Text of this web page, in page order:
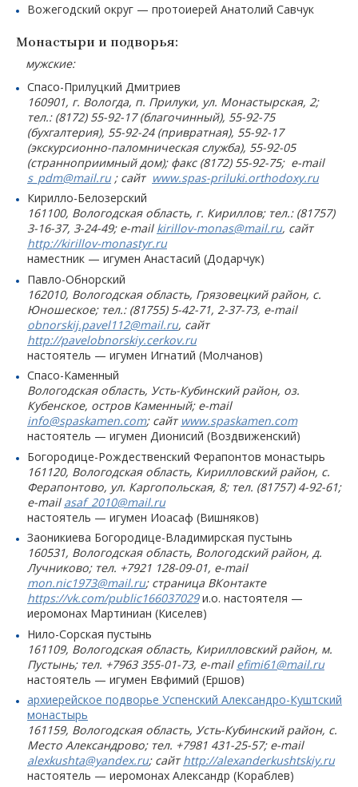
Вожегодский округ — протоиерей Анатолий Савчук
Монастыри и подворья:
мужские:
Спасо-Прилуцкий Дмитриев
160901, г. Вологда, п. Прилуки, ул. Монастырская, 2;
тел.: (8172) 55-92-17 (благочинный), 55-92-75
(бухгалтерия), 55-92-24 (привратная), 55-92-17
(экскурсионно-паломническая служба), 55-92-05
(странноприимный дом); факс (8172) 55-92-75; e-mail
s_pdm@mail.ru; сайт www.spas-priluki.orthodoxy.ru
Кирилло-Белозерский
161100, Вологодская область, г. Кириллов; тел.: (81757)
3-16-37, 3-24-49; e-mail kirillov-monas@mail.ru, сайт
http://kirillov-monastyr.ru
наместник — игумен Анастасий (Додарчук)
Павло-Обнорский
162010, Вологодская область, Грязовецкий район, с.
Юношеское; тел.: (81755) 5-42-71, 2-37-73, e-mail
obnorskij.pavel112@mail.ru, сайт
http://pavelobnorskiy.cerkov.ru
настоятель — игумен Игнатий (Молчанов)
Спасо-Каменный
Вологодская область, Усть-Кубинский район, оз.
Кубенское, остров Каменный; e-mail
info@spaskamen.com; сайт www.spaskamen.com
настоятель — игумен Дионисий (Воздвиженский)
Богородице-Рождественский Ферапонтов монастырь
161120, Вологодская область, Кирилловский район, с.
Ферапонтово, ул. Каргопольская, 8; тел. (81757) 4-92-61;
e-mail asaf_2010@mail.ru
настоятель — игумен Иоасаф (Вишняков)
Заоникиева Богородице-Владимирская пустынь
160531, Вологодская область, Вологодский район, д.
Лучниково; тел. +7921 128-09-01, e-mail
mon.nic1973@mail.ru; страница ВКонтакте
https://vk.com/public166037029и.о. настоятеля —
иеромонах Мартиниан (Киселев)
Нило-Сорская пустынь
161109, Вологодская область, Кирилловский район, м.
Пустынь; тел. +7963 355-01-73, e-mail efimi61@mail.ru
настоятель — игумен Евфимий (Ершов)
архиерейское подворье Успенский Александро-Куштский
монастырь
161159, Вологодская область, Усть-Кубинский район, с.
Место Александрово; тел. +7981 431-25-57; e-mail
alexkushta@yandex.ru; сайт http://alexanderkushtskiy.ru
настоятель — иеромонах Александр (Кораблев)